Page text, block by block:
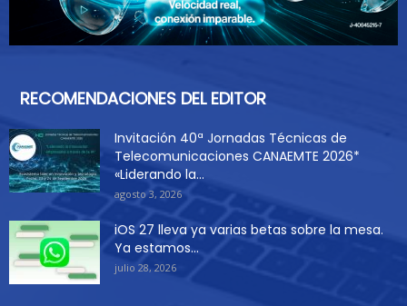
RECOMENDACIONES DEL EDITOR
Invitación 40ª Jornadas Técnicas de
Telecomunicaciones CANAEMTE 2026*
«Liderando la...
agosto 3, 2026
iOS 27 lleva ya varias betas sobre la mesa.
Ya estamos...
julio 28, 2026